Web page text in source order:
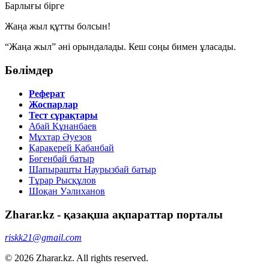
Барлығы бірге
Жаңа жыл құтты болсын!
“Жаңа жыл” әні орындалады. Кеш соңы бимен ұласады.
Бөлімдер
Реферат
Жоспарлар
Тест сұрақтары
Абай Құнанбаев
Мұхтар Әуезов
Қаракерей Қабанбай
Бөгенбай батыр
Шапырашты Наурызбай батыр
Тұрар Рысқұлов
Шоқан Уәлиханов
Zharar.kz - қазақша ақпараттар порталы
riskk21@gmail.com
© 2026 Zharar.kz. All rights reserved.